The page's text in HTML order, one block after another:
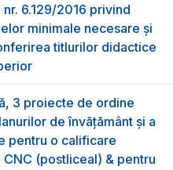
6.129/2016 privind
minimale necesare și
titlurilor didactice
3 proiecte de ordine
de învățământ și a
pentru o calificare
(postliceal) & pentru